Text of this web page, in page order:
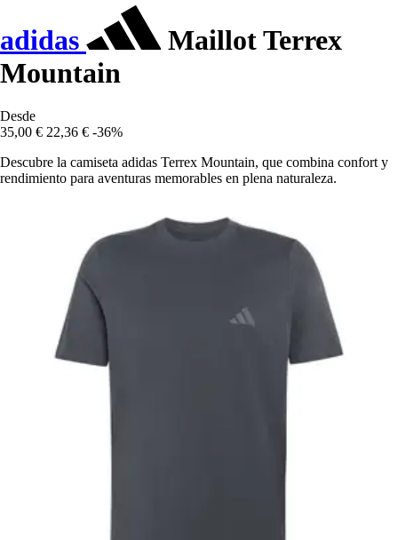
adidas
Maillot Terrex
Mountain
Desde
35,00 € 22,36 € -36%
Descubre la camiseta adidas Terrex Mountain, que combina confort y
rendimiento para aventuras memorables en plena naturaleza.